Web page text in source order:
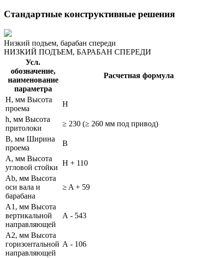
Стандартные конструктивные решения
Низкий подъем, барабан спереди
НИЗКИЙ ПОДЪЕМ, БАРАБАН СПЕРЕДИ
Усл.
обозначение,
наименование
параметра
Расчетная формула
H, мм Высота
проема
H
h, мм Высота
притолоки
≥ 230 (≥ 260 мм под привод)
B, мм Ширина
проема
B
A, мм Высота
угловой стойки
H + 110
Ab, мм Высота
оси вала и
барабана
≥ A + 59
A1, мм Высота
вертикальной
направляющей
А - 543
A2, мм Высота
горизонтальной
направляющей
А - 106